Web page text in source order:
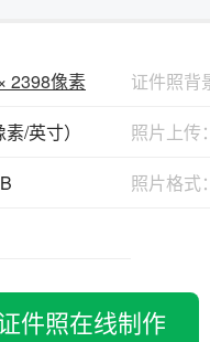
上传照片包过
换算图片尺寸
像素、分辨率
图片彩色转
拟打印效果
2398像素
证件照背
/英寸） 照片上传：
照片格式：
件照在线制作